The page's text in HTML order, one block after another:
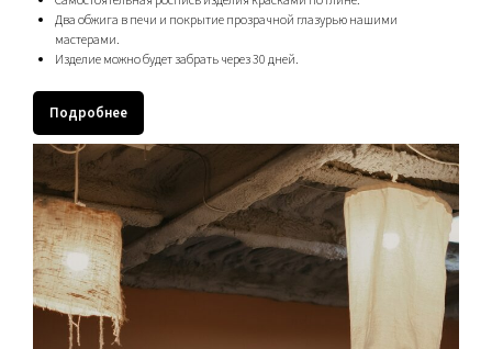
Два обжига в печи и покрытие прозрачной глазурью нашими
мастерами.
Изделие можно будет забрать через 30 дней.
Подробнее